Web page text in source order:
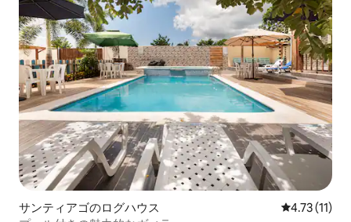
サンティアゴのログハウス レビュー11
4.73 (11)